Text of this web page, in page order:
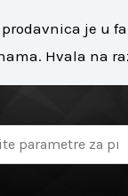
+ 381 11 8127 400
je u
Hvala na